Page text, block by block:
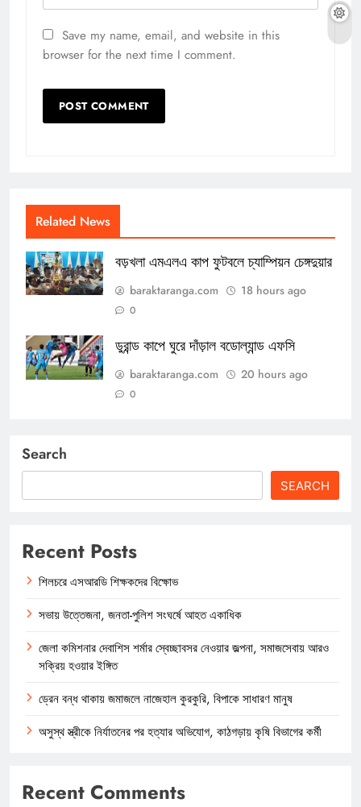
Save my name, email, and website in this
browser for the next time I comment.
Related News
বড়খলা এমএলএ কাপ ফুটবলে চ্যাম্পিয়ন চেঙ্গদুয়ার
baraktaranga.com 18 hours ago
0
ডুরান্ড কাপে ঘুরে দাঁড়াল বডোল্যান্ড এফসি
baraktaranga.com 20 hours ago
0
Search
SEARCH
Recent Posts
শিলচরে এসআরডি শিক্ষকদের বিক্ষোভ
সভায় উত্তেজনা, জনতা-পুলিশ সংঘর্ষে আহত একাধিক
জেলা কমিশনার দেবাশিস শর্মার স্বেচ্ছাবসর নেওয়ার জল্পনা, সমাজসেবায় আরও
সক্রিয় হওয়ার ইঙ্গিত
ড্রেন বন্ধ থাকায় জমাজলে নাজেহাল কুরকুরি, বিপাকে সাধারণ মানুষ
অসুস্থ স্ত্রীকে নির্যাতনের পর হত্যার অভিযোগ, কাঠগড়ায় কৃষি বিভাগের কর্মী
Recent Comments